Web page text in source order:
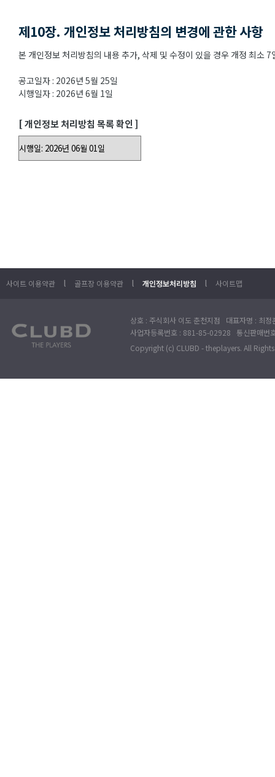
제10장. 개인정보 처리방침의 변경에 관한 사항
본 개인정보 처리방침의 내용 추가, 삭제 및 수정이 있을 경우 개정 최소
공고일자 : 2026년 5월 25일
시행일자 : 2026년 6월 1일
[ 개인정보 처리방침 목록 확인 ]
사이트 이용약관 l 골프장 이용약관 l 개인정보처리방침 l 사이트맵
상호 : 주식회사 이도 춘천지점 대표자명 : 최
사업자등록번호 : 881-85-02928 통신판매번
Copyright (c) CLUBD - theplayers. All